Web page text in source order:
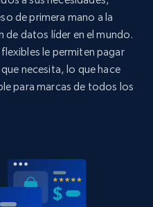
Comenzar ahora
Model number,
Manufacturer,
Comenzar ahora
de primera mano a la
datos líder en el mundo.
le permiten pagar
necesita, lo que hace
para marcas de todos los